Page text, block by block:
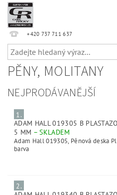
+420 737 711 637
PĚNY, MOLITANY
NEJPRODÁVANĚJŠÍ
1.
ADAM HALL 019305 B
5 MM –SKLADEM
Adam Hall 019305, Pěnová deska
barva
2.